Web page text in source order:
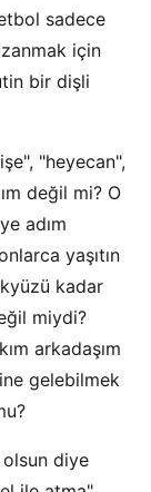
sadece
için
bir dişli
"heyecan",
değil mi? O
adım
yaşıtın
kadar
miydi?
arkadaşım
gelebilmek
diye